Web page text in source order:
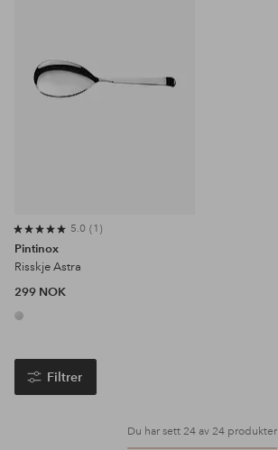
5.0 1
Pintinox
Risskje Astra
299 NOK
Filtrer
Du har sett 24 av 24 produkter